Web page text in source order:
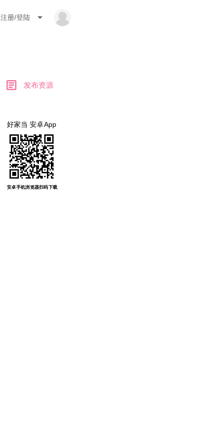
注册/登陆 arrow_drop_down
article 发布资源
好家当 安卓App
安卓手机浏览器扫码下载